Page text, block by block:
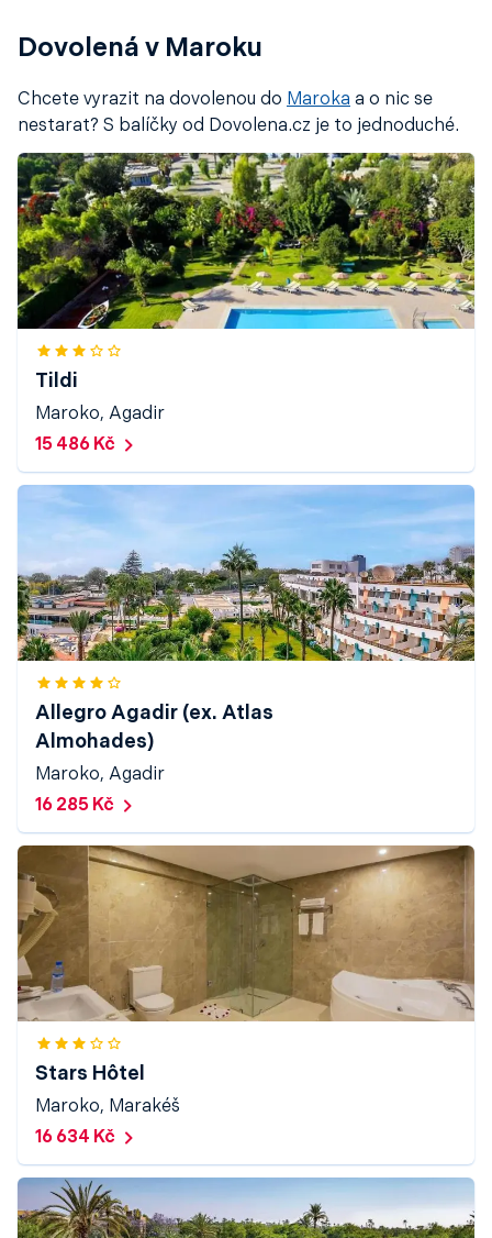
Pokud hledáte vyšší úroveň pohodlí
společnosti, jako jsou Emirates, Lufthansa, Air France
neboTurkish Airlines , které nabízejí profesionální
služby a větší komfort i při delších letech.
Dovolená v Maroku
Chcete vyrazit na dovolenou do Maroka a o nic se
nestarat? S balíčky od Dovolena.cz je to jednoduché.
Tildi
Maroko, Agadir
15 486 Kč
Allegro Agadir (ex. Atlas
Almohades)
Maroko, Agadir
16 285 Kč
Stars Hôtel
Maroko, Marakéš
16 634 Kč